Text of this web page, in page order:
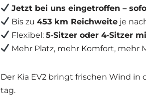
Jetzt bei uns ein­ge­trof­fen –
Bis zu 453 km Reich­wei­teje
Fle­xi­bel: 5‑Sitzer oder 4‑Sitzer
Mehr Platz, mehr Kom­fort, mehr
Der Kia EV2 bringt fri­schen Wind
tag.